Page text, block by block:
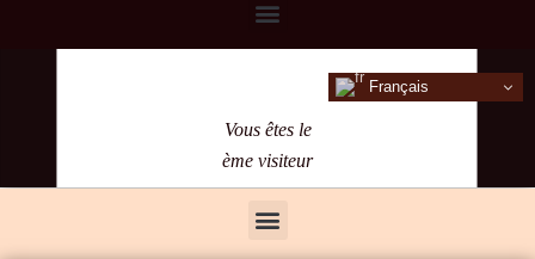
Français
Vous êtes le
ème visiteur